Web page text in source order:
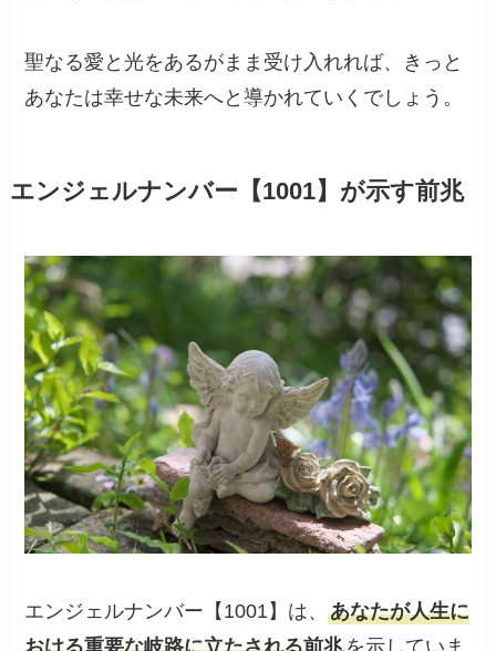
聖なる愛と光をあるがまま受け入れれば、きっと
あなたは幸せな未来へと導かれていくでしょう。
エンジェルナンバー【1001】が示す前兆
エンジェルナンバー【1001】は、あなたが人生に
おける重要な岐路に立たされる前兆を示していま